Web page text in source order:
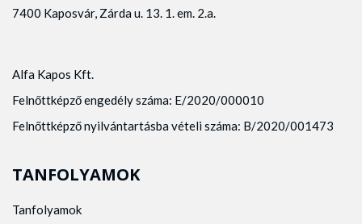
7400 Kaposvár, Zárda u. 13. 1. em. 2.a.
Alfa Kapos Kft.
Felnőttképző engedély száma: E/2020/000010
Felnőttképző nyilvántartásba vételi száma: B/2020/001473
TANFOLYAMOK
Tanfolyamok